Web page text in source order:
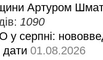
Артуром
1090
у серпні:
дати 01.08.2026